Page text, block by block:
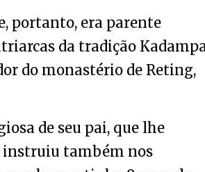
portanto, era parente
da tradição
do monastério de Reting,
de seu pai, que lhe
instruiu também nos